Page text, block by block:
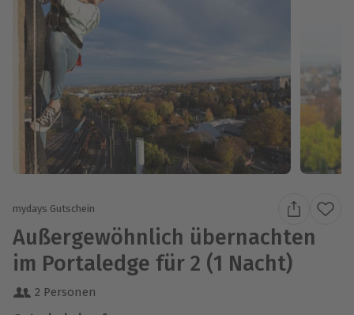
mydays Gutschein
Außergewöhnlich übernachten
im Portaledge für 2 (1 Nacht)
2 Personen